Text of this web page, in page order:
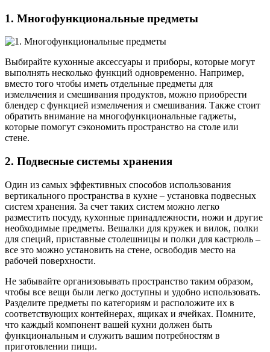
1. Многофункциональные предметы
Выбирайте кухонные аксессуары и приборы, которые могут
выполнять несколько функций одновременно. Например,
вместо того чтобы иметь отдельные предметы для
измельчения и смешивания продуктов, можно приобрести
блендер с функцией измельчения и смешивания. Также стоит
обратить внимание на многофункциональные гаджеты,
которые помогут сэкономить пространство на столе или
стене.
2. Подвесные системы хранения
Один из самых эффективных способов использования
вертикального пространства в кухне – установка подвесных
систем хранения. За счет таких систем можно легко
разместить посуду, кухонные принадлежности, ножи и другие
необходимые предметы. Вешалки для кружек и вилок, полки
для специй, приставные столешницы и полки для кастрюль –
все это можно установить на стене, освободив место на
рабочей поверхности.
Не забывайте организовывать пространство таким образом,
чтобы все вещи были легко доступны и удобно использовать.
Разделите предметы по категориям и расположите их в
соответствующих контейнерах, ящиках и ячейках. Помните,
что каждый компонент вашей кухни должен быть
функциональным и служить вашим потребностям в
приготовлении пищи.